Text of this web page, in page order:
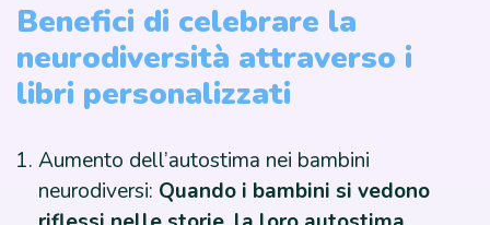
Benefici di celebrare la
neurodiversità attraverso i
libri personalizzati
Aumento dell’autostima nei bambini
neurodiversi: Quando i bambini si vedono